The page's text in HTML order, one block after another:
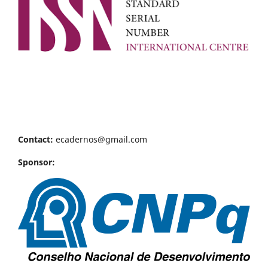
Contact: ecadernos@gmail.com
Sponsor: